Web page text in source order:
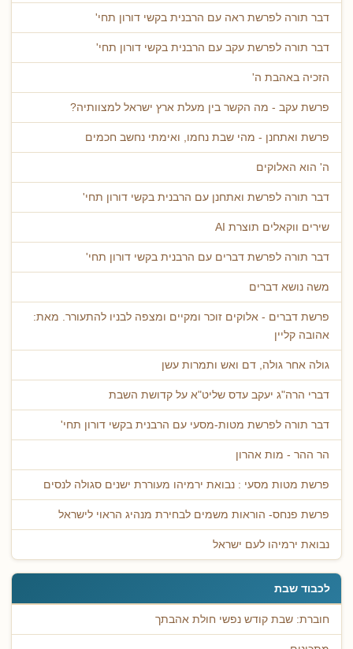
דבר תורה לפרשת ראה עם הרבנית בקשי דורון תחי'
דבר תורה לפרשת עקב עם הרבנית בקשי דורון תחי'
הזכיה באהבת ה'
פרשת עקב - מה הקשר בין מעלת ארץ ישראל למצוותיה?
פרשת ואתחנן - מהי שבת נחמו, ואימתי נחשב חכמים
ה' הוא האלוקים
דבר תורה לפרשת ואתחנן עם הרבנית בקשי דורון תחי'
שירים ווקאלים תוצרת AI
דבר תורה לפרשת דברים עם הרבנית בקשי דורון תחי'
משה נושא דברים
פרשת דברים - אלוקים זוכר ומקיים ומצפה לבניו להתעורר. מאת:
אהובה קליין
גולה אחר גולה, דם ואש ותמרות עשן
דברי הרה"ג יעקב עדס שליט"א על קדושת השבת
דבר תורה לפרשת מטות-מסעי עם הרבנית בקשי דורון תחי'
הר ההר - מות אהרון
פרשת מטות מסעי : נבואת ירמיהו מעוררת ישנים סגולה לנסים
פרשת פנחס- הוראות משמים לבחירת מנהיג הראוי לישראל
נבואת ירמיהו לעם ישראל
לכבוד שבת
חוברת: שבת קודש נפשי חולת אהבתך